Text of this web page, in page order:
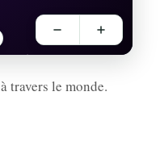
à travers le monde.